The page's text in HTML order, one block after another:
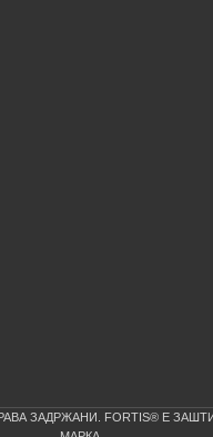
ЗАДРЖАНИ. FORTIS® Е